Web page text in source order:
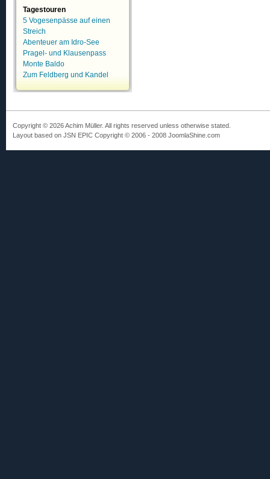
Tagestouren
5 Vogesenpässe auf einen
Streich
Abenteuer am Idro-See
Pragel- und Klausenpass
Monte Baldo
Zum Feldberg und Kandel
Copyright © 2026 Achim Müller. All rights reserved unless otherwise stated.
Layout based on JSN EPIC Copyright © 2006 - 2008 JoomlaShine.com